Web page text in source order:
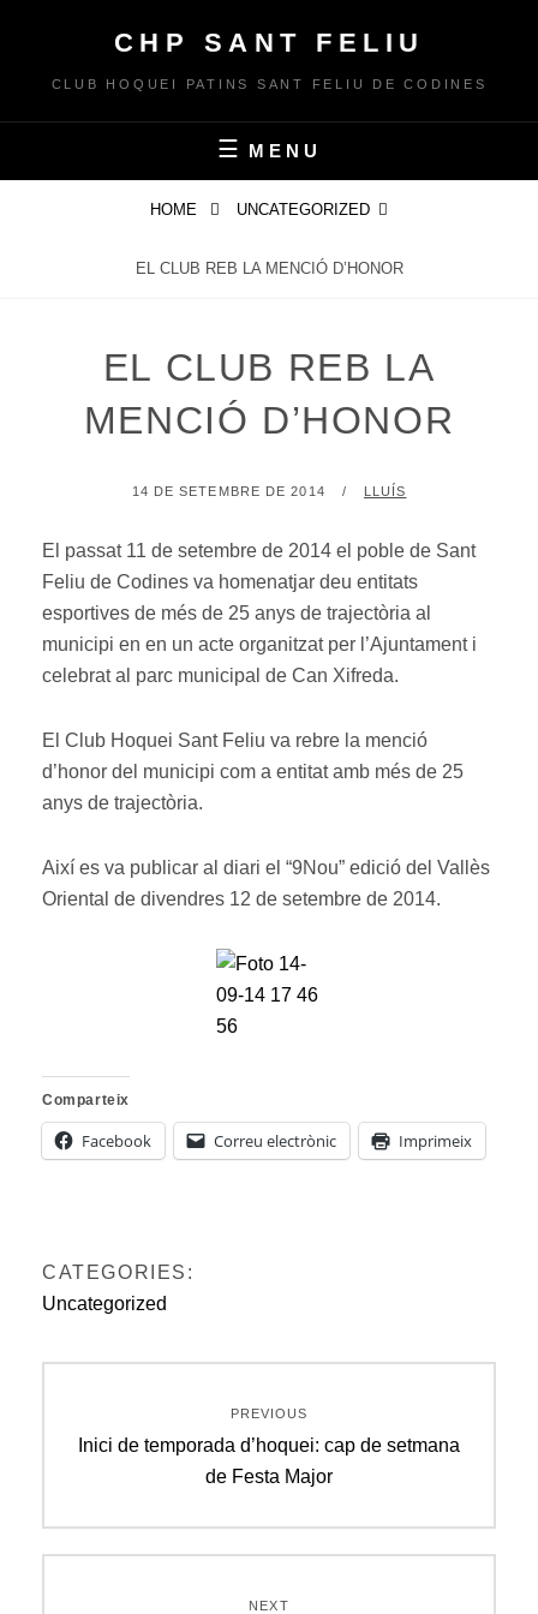
content
CHP SANT FELIU
CLUB HOQUEI PATINS SANT FELIU DE CODINES
MENU
HOME UNCATEGORIZED
EL CLUB REB LA MENCIÓ D’HONOR
EL CLUB REB LA
MENCIÓ D’HONOR
POSTED
14 DE SETEMBRE DE 2014 BY
LLUÍS
El passat 11 de setembre de 2014 el poble de Sant
Feliu de Codines va homenatjar deu entitats
esportives de més de 25 anys de trajectòria al
municipi en en un acte organitzat per l’Ajuntament i
celebrat al parc municipal de Can Xifreda.
El Club Hoquei Sant Feliu va rebre la menció
d’honor del municipi com a entitat amb més de 25
anys de trajectòria.
Així es va publicar al diari el “9Nou” edició del Vallès
Oriental de divendres 12 de setembre de 2014.
Comparteix
Facebook Correu electrònic Imprimeix
CATEGORIES:
Uncategorized
d'entrades
PREVIOUS
Previous
Inici de temporada d’hoquei: cap de setmana
de Festa Major
NEXT